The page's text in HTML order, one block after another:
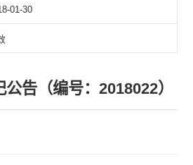
01-30
告（编号：2018022）